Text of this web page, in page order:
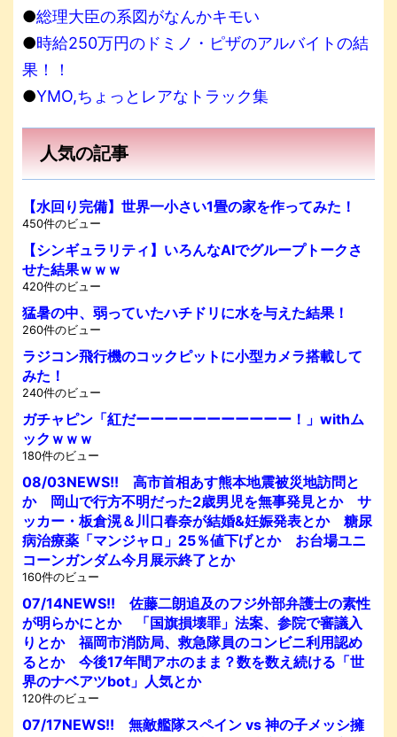
●総理大臣の系図がなんかキモい
●時給250万円のドミノ・ピザのアルバイトの結
果！！
●YMO,ちょっとレアなトラック集
人気の記事
【水回り完備】世界一小さい1畳の家を作ってみた！
450件のビュー
【シンギュラリティ】いろんなAIでグループトークさ
せた結果ｗｗｗ
420件のビュー
猛暑の中、弱っていたハチドリに水を与えた結果！
260件のビュー
ラジコン飛行機のコックピットに小型カメラ搭載して
みた！
240件のビュー
ガチャピン「紅だーーーーーーーーーーー！」withム
ックｗｗｗ
180件のビュー
08/03NEWS!! 高市首相あす熊本地震被災地訪問と
か 岡山で行方不明だった2歳男児を無事発見とか サ
ッカー・板倉滉＆川口春奈が結婚&妊娠発表とか 糖尿
病治療薬「マンジャロ」25％値下げとか お台場ユニ
コーンガンダム今月展示終了とか
160件のビュー
07/14NEWS!! 佐藤二朗追及のフジ外部弁護士の素性
が明らかにとか 「国旗損壊罪」法案、参院で審議入
りとか 福岡市消防局、救急隊員のコンビニ利用認め
るとか 今後17年間アホのまま？数を数え続ける「世
界のナベアツbot」人気とか
120件のビュー
07/17NEWS!! 無敵艦隊スペイン vs 神の子メッシ擁